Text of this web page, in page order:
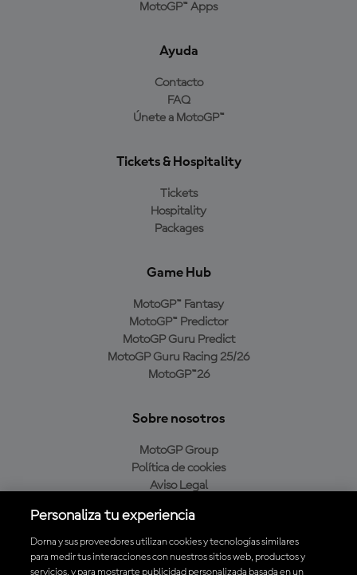
MotoGP™ Apps
Ayuda
Contacto
FAQ
Únete a MotoGP™
Tickets & Hospitality
Tickets
Hospitality
Packages
Game Hub
MotoGP™ Fantasy
MotoGP™ Predictor
MotoGP Guru Predict
MotoGP Guru Racing 25/26
MotoGP™26
Sobre nosotros
MotoGP Group
Política de cookies
Aviso Legal
Política de compra
Personaliza tu experiencia
Dorna y sus proveedores utilizan cookies y tecnologías similares
para medir tus interacciones con nuestros sitios web, productos y
servicios, y para mostrarte publicidad personalizada basada en un